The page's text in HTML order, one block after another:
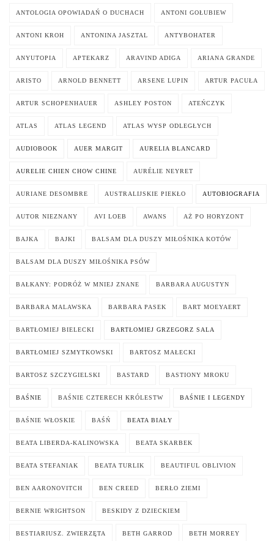
ANTOLOGIA OPOWIADAŃ O DUCHACH ANTONI GOŁUBIEW
ANTONI KROH ANTONINA JASZTAL ANTYBOHATER
ANYUTOPIA APTEKARZ ARAVIND ADIGA ARIANA GRANDE
ARISTO ARNOLD BENNETT ARSENE LUPIN ARTUR PACUŁA
ARTUR SCHOPENHAUER ASHLEY POSTON ATEŃCZYK
ATLAS ATLAS LEGEND ATLAS WYSP ODLEGŁYCH
AUDIOBOOK AUER MARGIT AURELIA BLANCARD
AURELIE CHIEN CHOW CHINE AURÉLIE NEYRET
AURIANE DESOMBRE AUSTRALIJSKIE PIEKŁO AUTOBIOGRAFIA
AUTOR NIEZNANY AVI LOEB AWANS AŻ PO HORYZONT
BAJKA BAJKI BALSAM DLA DUSZY MIŁOŚNIKA KOTÓW
BALSAM DLA DUSZY MIŁOŚNIKA PSÓW
BAŁKANY: PODRÓŻ W MNIEJ ZNANE BARBARA AUGUSTYN
BARBARA MALAWSKA BARBARA PASEK BART MOEYAERT
BARTŁOMIEJ BIELECKI BARTŁOMIEJ GRZEGORZ SALA
BARTŁOMIEJ SZMYTKOWSKI BARTOSZ MAŁECKI
BARTOSZ SZCZYGIELSKI BASTARD BASTIONY MROKU
BAŚNIE BAŚNIE CZTERECH KRÓLESTW BAŚNIE I LEGENDY
BAŚNIE WŁOSKIE BAŚŃ BEATA BIAŁY
BEATA LIBERDA-KALINOWSKA BEATA SKARBEK
BEATA STEFANIAK BEATA TURLIK BEAUTIFUL OBLIVION
BEN AARONOVITCH BEN CREED BERŁO ZIEMI
BERNIE WRIGHTSON BESKIDY Z DZIECKIEM
BESTIARIUSZ. ZWIERZĘTA BETH GARROD BETH MORREY